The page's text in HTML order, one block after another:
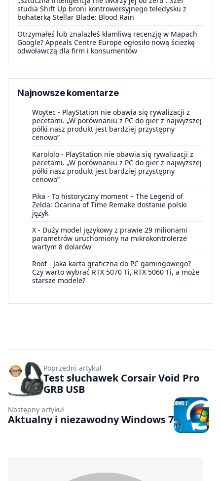
studia Shift Up broni kontrowersyjnego teledysku z
bohaterką Stellar Blade: Blood Rain
Otrzymałeś lub znalazłeś kłamliwą recenzję w Mapach
Google? Appeals Centre Europe ogłosiło nową ścieżkę
odwoławczą dla firm i konsumentów
Najnowsze komentarze
Woytec - PlayStation nie obawia się rywalizacji z
pecetami. „W porównaniu z PC do gier z najwyższej
półki nasz produkt jest bardziej przystępny
cenowo”
Karololo - PlayStation nie obawia się rywalizacji z
pecetami. „W porównaniu z PC do gier z najwyższej
półki nasz produkt jest bardziej przystępny
cenowo”
Pika - To historyczny moment – The Legend of
Zelda: Ocarina of Time Remake dostanie polski
język
X - Duży model językowy z prawie 29 milionami
parametrów uruchomiony na mikrokontrolerze
wartym 8 dolarów
Roof- Jaka karta graficzna do PC gamingowego?
Czy warto wybrać RTX 5070 Ti, RTX 5060 Ti, a może
starsze modele?
Poprzedni artykuł
Test słuchawek Corsair Void Pro
GRB USB
Następny artykuł
Aktualny i niezawodny Windows 7